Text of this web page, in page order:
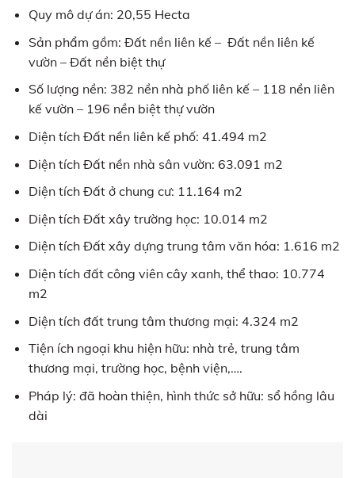
Quy mô dự án: 20,55 Hecta
Sản phẩm gồm: Đất nền liên kế – Đất nền liên kế
vườn – Đất nền biệt thự
Số lượng nền: 382 nền nhà phố liên kế – 118 nền liên
kế vườn – 196 nền biệt thự vườn
Diện tích Đất nền liên kế phố: 41.494 m2
Diện tích Đất nền nhà sân vườn: 63.091 m2
Diện tích Đất ở chung cư: 11.164 m2
Diện tích Đất xây trường học: 10.014 m2
Diện tích Đất xây dựng trung tâm văn hóa: 1.616 m2
Diện tích đất công viên cây xanh, thể thao: 10.774
m2
Diện tích đất trung tâm thương mại: 4.324 m2
Tiện ích ngoại khu hiện hữu: nhà trẻ, trung tâm
thương mại, trường học, bệnh viện,….
Pháp lý: đã hoàn thiện, hình thức sở hữu: sổ hồng lâu
dài